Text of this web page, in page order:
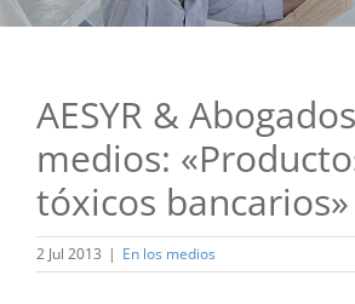
AESYR &
medios:
tóxicos bancarios»
2 Jul 2013 | En los medios